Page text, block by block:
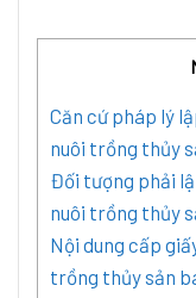
Căn cứ pháp lý
nuôi trồng thủy
Đối tượng phải
nuôi trồng thủy
Nội dung cấp
trồng thủy sản